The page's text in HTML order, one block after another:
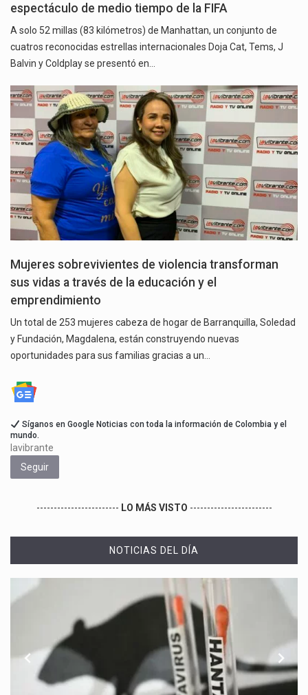
espectáculo de medio tiempo de la FIFA
A solo 52 millas (83 kilómetros) de Manhattan, un conjunto de
cuatros reconocidas estrellas internacionales Doja Cat, Tems, J
Balvin y Coldplay se presentó en…
Mujeres sobrevivientes de violencia transforman
sus vidas a través de la educación y el
emprendimiento
Un total de 253 mujeres cabeza de hogar de Barranquilla, Soledad
y Fundación, Magdalena, están construyendo nuevas
oportunidades para sus familias gracias a un…
Síganos en Google Noticias con toda la información de Colombia y el
mundo.
lavibrante
Seguir
------------------------ LO MÁS VISTO ------------------------
NOTICIAS DEL DÍA